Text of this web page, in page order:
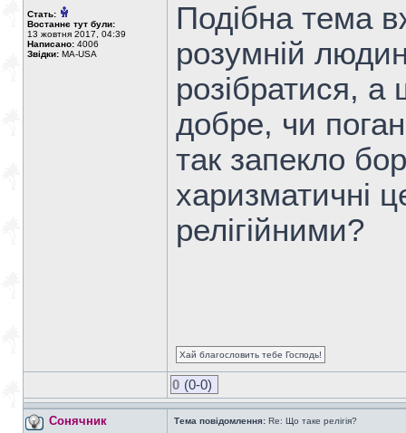
Стать:
Востаннє тут були:
13 жовтня 2017, 04:39
Написано: 4006
Звідки: MA-USA
Подібна тема
розумній
розібратися, а
добре, чи
так запекло
харизматичні
релігійними?
Хай благословить тебе Господь!
0 (0-0)
Сонячник Тема повідомлення: Re: Що таке релігія?